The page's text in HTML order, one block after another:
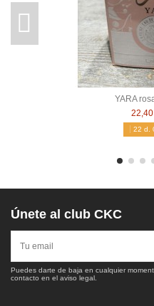
YARA
22 d.
Únete al club CKC
Puedes darte de baja en cualquier
contacto en el aviso legal.